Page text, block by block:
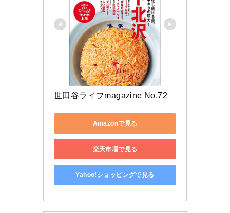
世田谷ライフmagazine No.72
Amazonで見る
楽天市場で見る
Yahoo!ショッピングで見る